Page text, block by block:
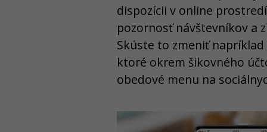
dispozícii v online
pozornosť návštevníkov a
Skúste to zmeniť
ktoré okrem šikovného
obedové menu na